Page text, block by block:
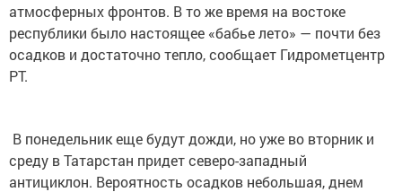
атмосферных фронтов. В то же время на востоке
республики было настоящее «бабье лето» — почти без
осадков и достаточно тепло, сообщает Гидрометцентр
РТ.
В понедельник еще будут дожди, но уже во вторник и
среду в Татарстан придет северо-западный
антициклон. Вероятность осадков небольшая, днем